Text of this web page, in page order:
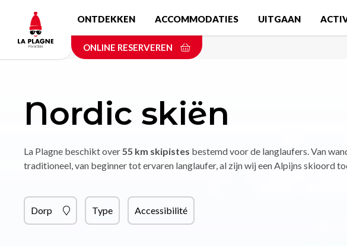
content
ONTDEKKEN ACCOMMODATIES UITGAAN
ONLINE RESERVEREN
Nordic skiën
La Plagne beschikt over55 km skipistes bestemd voor de langlaufers. Van
traditioneel, van beginner tot ervaren langlaufer, al zijn wij een Alpijns skioord
Dorp Type Accessibilité